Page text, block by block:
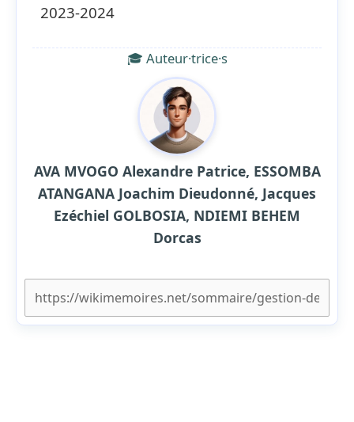
2023-2024
🎓 Auteur·trice·s
AVA MVOGO Alexandre Patrice, ESSOMBA
ATANGANA Joachim Dieudonné, Jacques
Ezéchiel GOLBOSIA, NDIEMI BEHEM
Dorcas